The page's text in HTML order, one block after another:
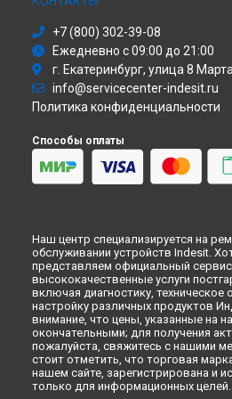
Иркутске
Ремонт стиральной машины IWSD
Самаре
Ремонт стиральной машины IWSD
Омске
Красноярске
Ремонт стиральной машины IWSD
Перми
Кирове
Ремонт стиральной машины IWSD
Оренбурге
Ремонт стиральной машины IWSD
Кемерово
Ремонт стиральной машины IWSD
Новокузнецке
Ремонт стиральной машины IWSD
Рязани
+7 (800) 302-39-08
Ежедневно с 09:00 до 21:00
г. Екатеринбург, улица 8
info@servicecenter-indesit.ru
Политика конфиденциальности
Способы оплаты
Наш центр специализируется на
обслуживании устройств Indesit.
представляем официальный
высококачественные услуги
включая диагностику, техническое
настройку различных продуктов
внимание, что цены, указанные на
окончательными; для получения
пожалуйста, свяжитесь с нашими
стоит отметить, что торговая
нашем сайте, зарегистрирована и
только для информационных целей.